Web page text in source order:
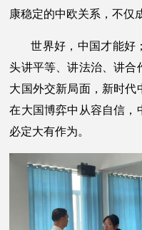
康稳定的中欧关系，不仅
世界好，中国才能好
头讲平等、讲法治、讲合
大国外交新局面，新时代
在大国博弈中从容自信，
必定大有作为。